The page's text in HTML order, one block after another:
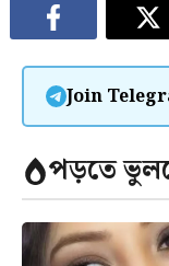
Join
পড়তে